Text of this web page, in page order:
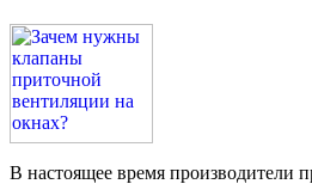
В настоящее время производители